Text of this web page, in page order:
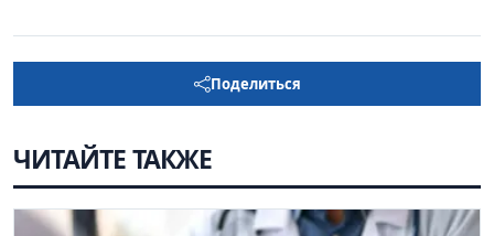
Поделиться
ЧИТАЙТЕ ТАКЖЕ